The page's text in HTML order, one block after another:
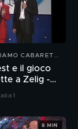
CABARET
e il gioco
a Zelig -
1
8 MIN